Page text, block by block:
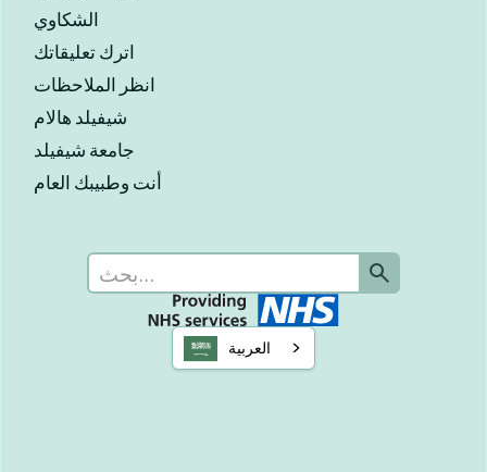
الشكاوي
اترك تعليقاتك
انظر الملاحظات
شيفيلد هالام
جامعة شيفيلد
أنت وطبيبك العام
العربية‏